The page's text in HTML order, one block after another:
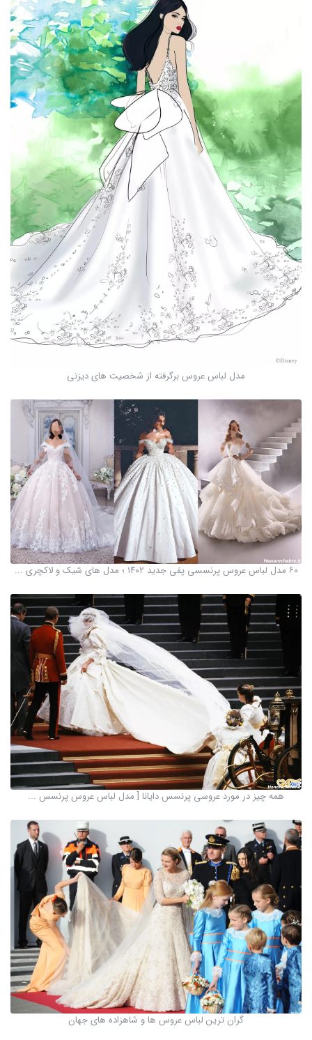
مدل لباس عروس برگرفته از شخصیت های دیزنی
۶۰ مدل لباس عروس پرنسسی پفی جدید ۱۴۰۲ ؛ مدل های شیک و لاکچری ...
همه چیز در مورد عروسی پرنسس دایانا [ مدل لباس عروس پرنسس ...
گران ترین لباس عروس ها و شاهزاده های جهان